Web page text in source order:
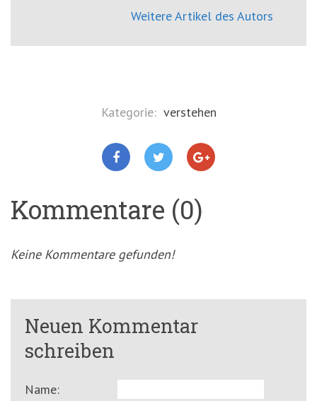
Weitere Artikel des Autors
Kategorie: verstehen
Kommentare (0)
Keine Kommentare gefunden!
Neuen Kommentar
schreiben
Name: